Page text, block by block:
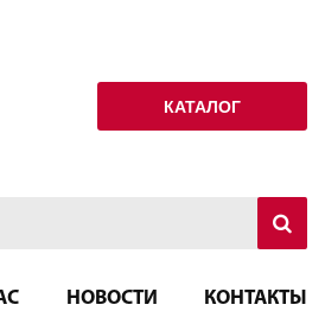
КАТАЛОГ
НОВОСТИ КОНТАКТЫ